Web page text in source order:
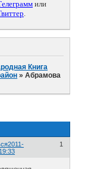
или
.
Книга
»Абрамова
1
2011-